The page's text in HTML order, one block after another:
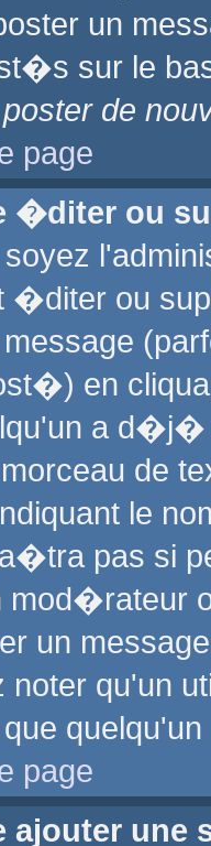
un
sur le
de
page
�diter ou
�diter ou
en
a
de
le
pas si
mod�rateur
un
noter qu'un
page
ajouter une